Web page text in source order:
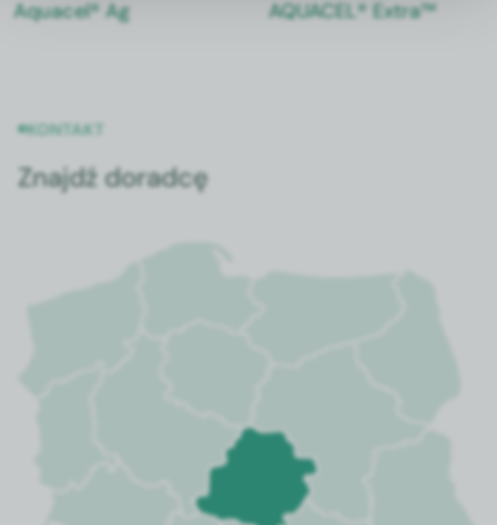
Aquacel® Ag AQUACEL® Extra™
KONTAKT
Znajdź doradcę